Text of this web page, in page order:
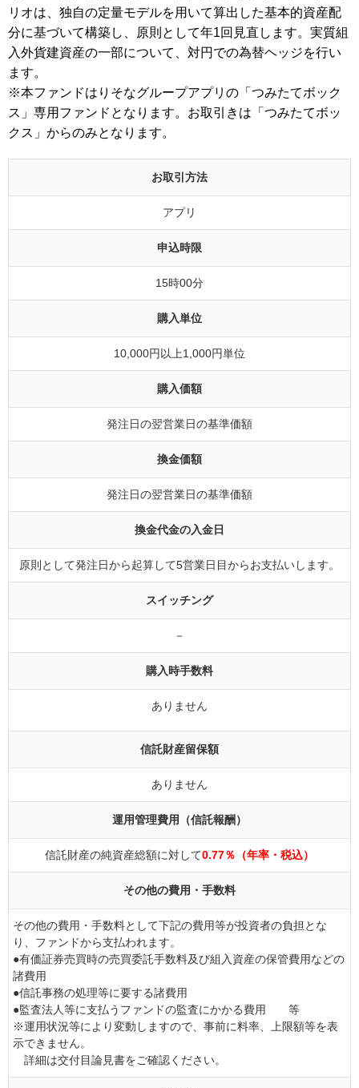
リオは、独自の定量モデルを用いて算出した基本的資産配
分に基づいて構築し、原則として年1回見直します。実質組
入外貨建資産の一部について、対円での為替ヘッジを行い
ます。
※本ファンドはりそなグループアプリの「つみたてボック
ス」専用ファンドとなります。お取引きは「つみたてボッ
クス」からのみとなります。
お取引方法
アプリ
申込時限
15時00分
購入単位
10,000円以上1,000円単位
購入価額
発注日の翌営業日の基準価額
換金価額
発注日の翌営業日の基準価額
換金代金の入金日
原則として発注日から起算して5営業日目からお支払いします。
スイッチング
－
購入時手数料
ありません
信託財産留保額
ありません
運用管理費用（信託報酬）
信託財産の純資産総額に対して0.77％（年率・税込）
その他の費用・手数料
その他の費用・手数料として下記の費用等が投資者の負担とな
り、ファンドから支払われます。
●有価証券売買時の売買委託手数料及び組入資産の保管費用などの
諸費用
●信託事務の処理等に要する諸費用
●監査法人等に支払うファンドの監査にかかる費用 等
※運用状況等により変動しますので、事前に料率、上限額等を表
示できません。
詳細は交付目論見書をご確認ください。